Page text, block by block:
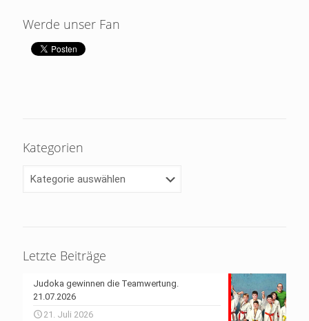
Werde unser Fan
Kategorien
Letzte Beiträge
Judoka gewinnen die Teamwertung.
21.07.2026
21. Juli 2026